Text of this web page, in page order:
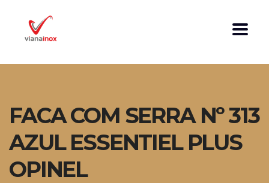
FACA COM SERRA Nº 313
AZUL ESSENTIEL PLUS
OPINEL